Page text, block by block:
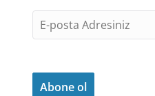
-
o
Abone ol